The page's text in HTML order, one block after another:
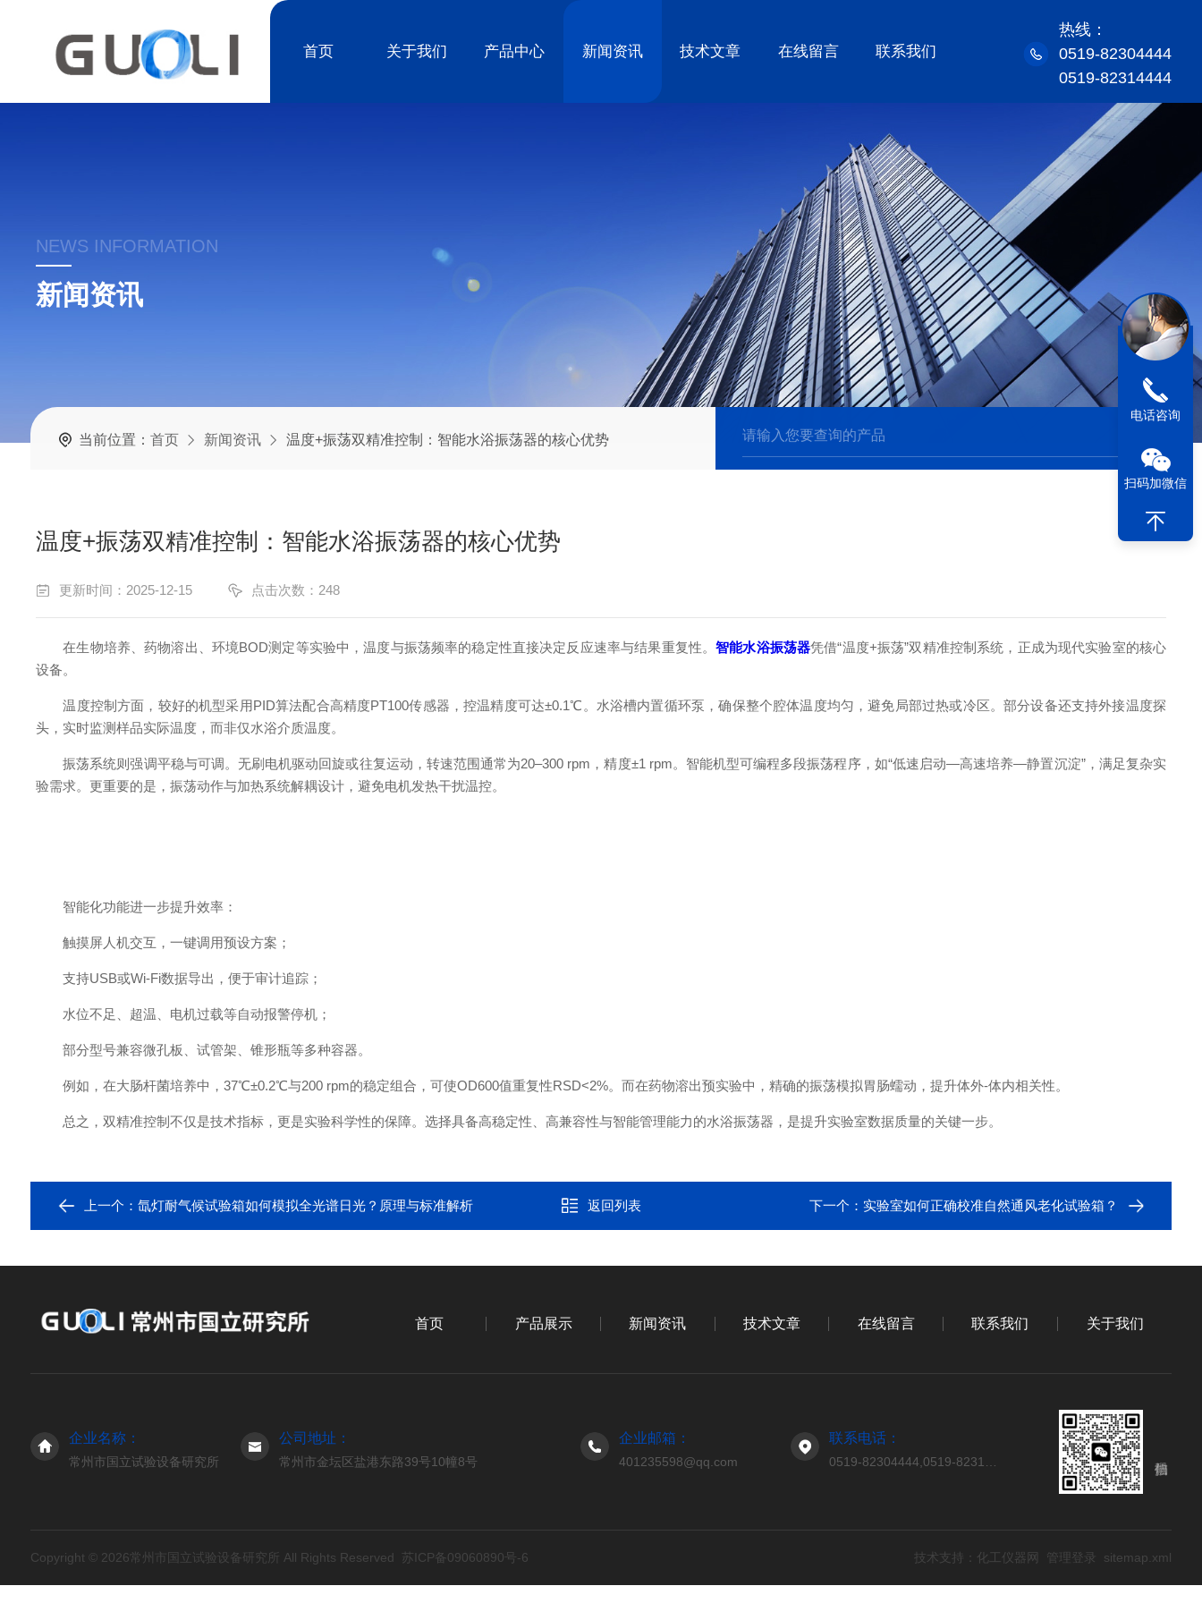
首页 关于我们 产品中心 新闻资讯 技术文章 在线留言 联系我们
热线：
0519-82304444
0519-82314444
NEWS INFORMATION
新闻资讯
当前位置： 首页 新闻资讯 温度+振荡双精准控制：智能水浴振荡器的核心优势
温度+振荡双精准控制：智能水浴振荡器的核心优势
更新时间：2025-12-15 点击次数：248
在生物培养、药物溶出、环境BOD测定等实验中，温度与振荡频率的稳定性直接决定反应速率与结果重复性。智能水浴振荡器凭借“温度+振荡”双精准控制系统，正成为现代实验室的核心
设备。
温度控制方面，较好的机型采用PID算法配合高精度PT100传感器，控温精度可达±0.1℃。水浴槽内置循环泵，确保整个腔体温度均匀，避免局部过热或冷区。部分设备还支持外接温度探
头，实时监测样品实际温度，而非仅水浴介质温度。
振荡系统则强调平稳与可调。无刷电机驱动回旋或往复运动，转速范围通常为20–300 rpm，精度±1 rpm。智能机型可编程多段振荡程序，如“低速启动—高速培养—静置沉淀”，满足复杂实
验需求。更重要的是，振荡动作与加热系统解耦设计，避免电机发热干扰温控。
智能化功能进一步提升效率：
触摸屏人机交互，一键调用预设方案；
支持USB或Wi-Fi数据导出，便于审计追踪；
水位不足、超温、电机过载等自动报警停机；
部分型号兼容微孔板、试管架、锥形瓶等多种容器。
例如，在大肠杆菌培养中，37℃±0.2℃与200 rpm的稳定组合，可使OD600值重复性RSD<2%。而在药物溶出预实验中，精确的振荡模拟胃肠蠕动，提升体外-体内相关性。
总之，双精准控制不仅是技术指标，更是实验科学性的保障。选择具备高稳定性、高兼容性与智能管理能力的水浴振荡器，是提升实验室数据质量的关键一步。
上一个： 氙灯耐气候试验箱如何模拟全光谱日光？原理与标准解析 返回列表 下一个：实验室如何正确校准自然通风老化试验箱？
首页 产品展示 新闻资讯 技术文章 在线留言 联系我们 关于我们
企业名称：
常州市国立试验设备研究所
公司地址：
常州市金坛区盐港东路39号10幢8号
企业邮箱：
401235598@qq.com
联系电话：
Copyright © 2026常州市国立试验设备研究所 All Rights Reserved 苏ICP备09060890号-6 技术支持： 化工仪器网 管理登录 sitemap.xml
电话咨询
扫码加微信